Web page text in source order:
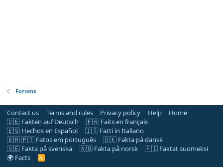
Forums
Contact us Terms and rules Privacy policy Help
Home
🇩🇪 Fakten auf Deutsch
🇫🇷 Faits en français
🇪🇸 Hechos en Español
🇮🇹 Fatti in Italiano
🇧🇷 🇵🇹 Fatos em português
🇩🇰 Fakta på dansk
🇸🇪 Fakta på svenska
🇳🇴 Fakta på norsk
🇫🇮 Faktat suomeksi
🌍 Facts
R